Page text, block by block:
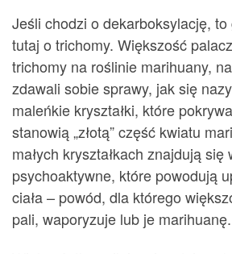
Jeśli chodzi o dekarboksylację, to
tutaj o trichomy. Większość
trichomy na roślinie marihuany,
zdawali sobie sprawy, jak się
maleńkie kryształki, które
stanowią „złotą” część kwiatu
małych kryształkach znajdują
psychoaktywne, które powodują
ciała – powód, dla którego
pali, waporyzuje lub je marihuanę.